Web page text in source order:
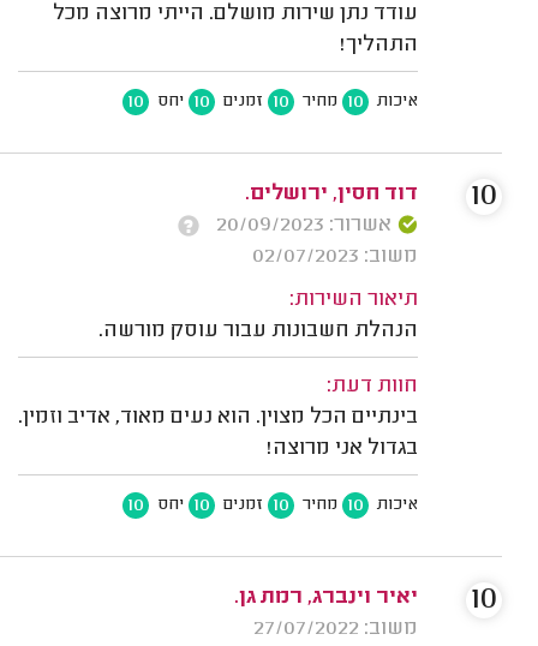
עודד נתן שירות מושלם. הייתי מרוצה מכל
התהליך!
איכות 10 מחיר 10 זמנים 10 יחס 10
דוד חסין, ירושלים.
אשרור: 20/09/2023
משוב: 02/07/2023
תיאור השירות:
הנהלת חשבונות עבור עוסק מורשה.
חוות דעת:
בינתיים הכל מצוין. הוא נעים מאוד, אדיב וזמין.
בגדול אני מרוצה!
איכות 10 מחיר 10 זמנים 10 יחס 10
10
יאיר וינברג, רמת גן.
משוב: 27/07/2022
10